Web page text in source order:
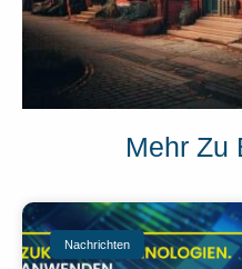
Mehr Zu
Nachrichten